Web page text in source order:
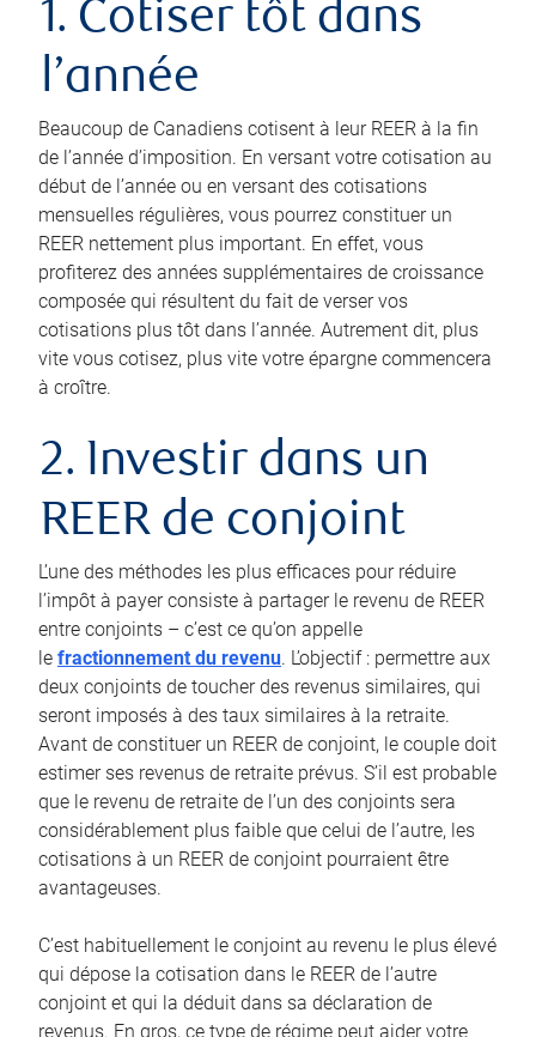
1. Cotiser tôt dans
l’année
Beaucoup de Canadiens cotisent à leur REER à la fin
de l’année d’imposition. En versant votre cotisation au
début de l’année ou en versant des cotisations
mensuelles régulières, vous pourrez constituer un
REER nettement plus important. En effet, vous
profiterez des années supplémentaires de croissance
composée qui résultent du fait de verser vos
cotisations plus tôt dans l’année. Autrement dit, plus
vite vous cotisez, plus vite votre épargne commencera
à croître.
2. Investir dans un
REER de conjoint
L’une des méthodes les plus efficaces pour réduire
l’impôt à payer consiste à partager le revenu de REER
entre conjoints – c’est ce qu’on appelle
le fractionnement du revenu. L’objectif : permettre aux
deux conjoints de toucher des revenus similaires, qui
seront imposés à des taux similaires à la retraite.
Avant de constituer un REER de conjoint, le couple doit
estimer ses revenus de retraite prévus. S’il est probable
que le revenu de retraite de l’un des conjoints sera
considérablement plus faible que celui de l’autre, les
cotisations à un REER de conjoint pourraient être
avantageuses.
C’est habituellement le conjoint au revenu le plus élevé
qui dépose la cotisation dans le REER de l’autre
conjoint et qui la déduit dans sa déclaration de
revenus. En gros, ce type de régime peut aider votre